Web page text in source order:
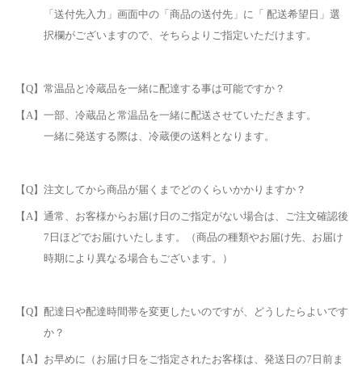
「送付先入力」画面中の「商品の送付先」に「 配送希望日」選
択欄がございますので、そちらよりご指定いただけます。
【Q】常温品と冷蔵品を一緒に配達する事は可能ですか？
【A】一部、冷蔵品と常温品を一緒に配送させていただきます。
一緒に発送する際は、冷蔵便の送料となります。
【Q】注文してから商品が届くまでどのくらいかかりますか？
【A】通常、お客様からお届け日のご指定がない場合は、ご注文確認後
7日ほどでお届けいたします。（商品の種類やお届け先、お届け
時期により異なる場合もございます。）
【Q】配達日や配達時間帯を変更したいのですが、どうしたらよいです
か？
【A】お早めに（お届け日をご指定されたお客様は、発送日の7日前ま